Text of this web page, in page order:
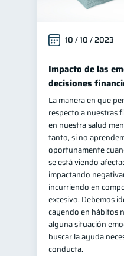
Salud mental
Gasto
información
10 / 10 / 2023
Impacto de las
decisiones
La manera en que
respecto a nuestras
en nuestra salud
tanto, si no
oportunamente
se está viendo
impactando
incurriendo en
excesivo. Debemos
cayendo en hábitos
alguna situación
buscar la ayuda
conducta.